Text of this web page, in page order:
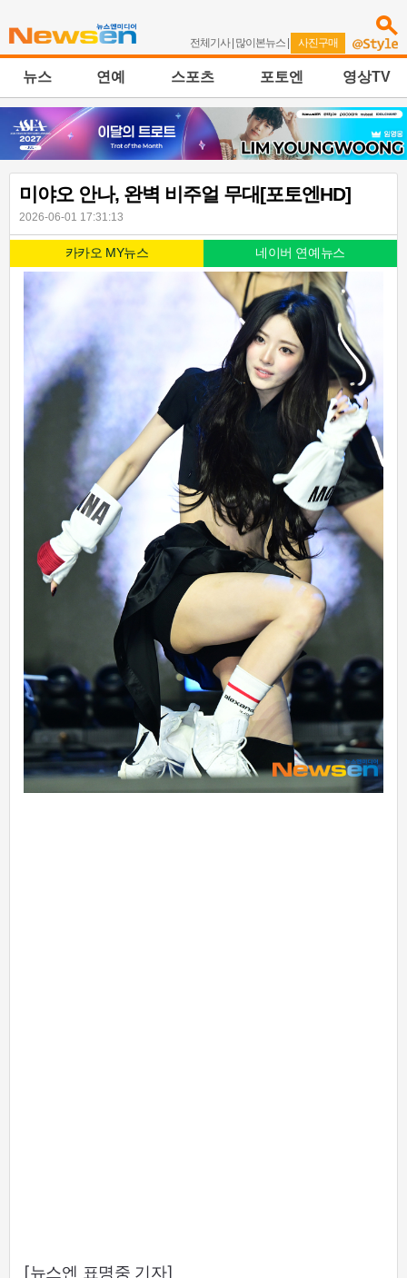
전체기사| 많이본뉴스 | 사진구매
뉴스 연예 스포츠 포토엔 영상TV
미야오 안나, 완벽 비주얼 무대[포토엔HD]
2026-06-01 17:31:13
카카오 MY뉴스 네이버 연예뉴스
[뉴스엔 표명중 기자]